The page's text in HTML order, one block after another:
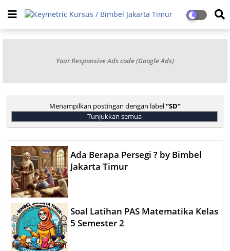
Your Responsive Ads code (Google Ads)
Menampilkan postingan dengan label SD
Tunjukkan semua
Ada Berapa Persegi ? by Bimbel
Jakarta Timur
Soal Latihan PAS Matematika Kelas
5 Semester 2